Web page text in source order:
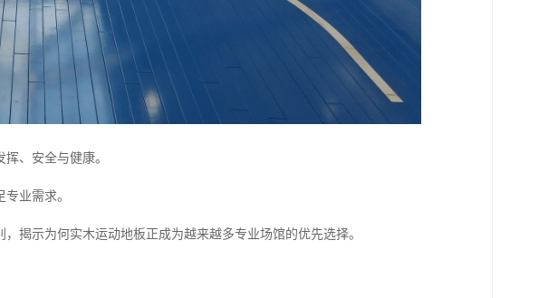
、安全与健康。
业需求。
揭示为何实木运动地板正成为越来越多专业场馆的优先选择。